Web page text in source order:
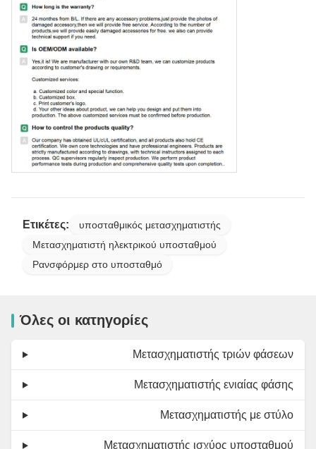
Ετικέτες:
υποσταθμικός μετασχηματιστής
Μετασχηματιστή ηλεκτρικού υποσταθμού
Ρανσφόρμερ στο υποσταθμό
Όλες οι κατηγορίες
Μετασχηματιστής τριών φάσεων
Μετασχηματιστής ενιαίας φάσης
Μετασχηματιστής με στύλο
Μετασχηματιστής ισχύος υποσταθμού